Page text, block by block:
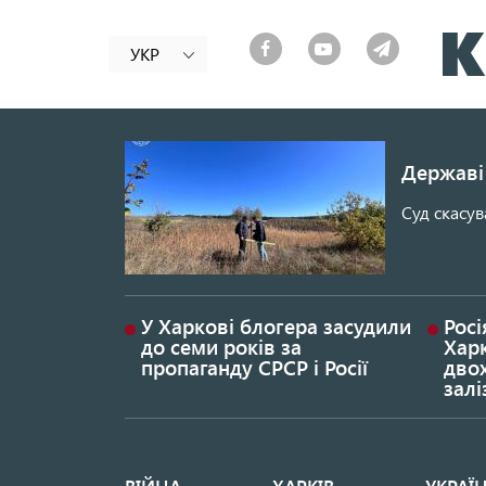
УКР
Державі
Суд
У Харкові блогера засудили
до семи років за
пропаганду СРСР і Росії